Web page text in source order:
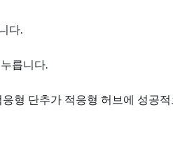
다.
릅니다.
형 단추가 적응형 허브에 성공